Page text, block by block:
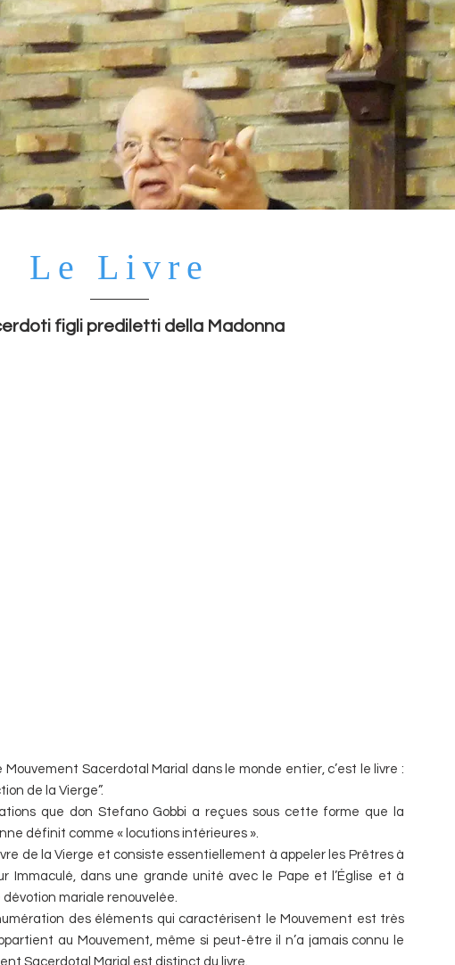
Le Livre
figli prediletti della Madonna
Mouvement Sacerdotal Marial dans le monde entier, c’est le livre :
de la Vierge”.
que don Stefano Gobbi a reçues sous cette forme que la
définit comme « locutions intérieures ».
de la Vierge et consiste essentiellement à appeler les Prêtres à
Immaculé, dans une grande unité avec le Pape et l’Église et à
mariale renouvelée.
des éléments qui caractérisent le Mouvement est très
au Mouvement, même si peut-être il n’a jamais connu le
Sacerdotal Marial est distinct du livre.